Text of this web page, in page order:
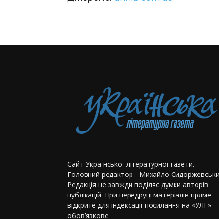
Сайт Української літературної газети.
Головний редактор - Михайло
Редакція не завжди поділяє думки авторів
публікацій. При передруці матеріалів пряме
відкрите для індексації посилання на «УЛГ»
обов’язкове.